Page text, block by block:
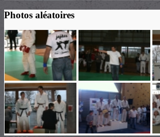
Photos aléatoires